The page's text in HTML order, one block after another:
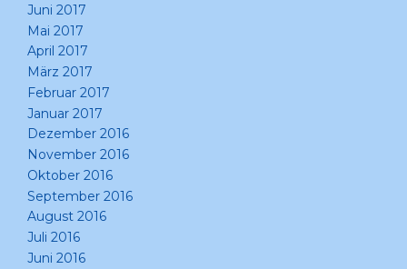
Juni 2017
Mai 2017
April 2017
März 2017
Februar 2017
Januar 2017
Dezember 2016
November 2016
Oktober 2016
September 2016
August 2016
Juli 2016
Juni 2016